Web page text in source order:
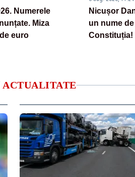
Numerele
Miza
euro
Nicușor
un nume
Constituția!
ACTUALITATE